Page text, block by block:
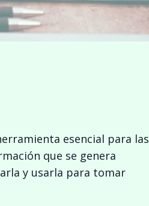
esencial para las
que se genera
y usarla para tomar